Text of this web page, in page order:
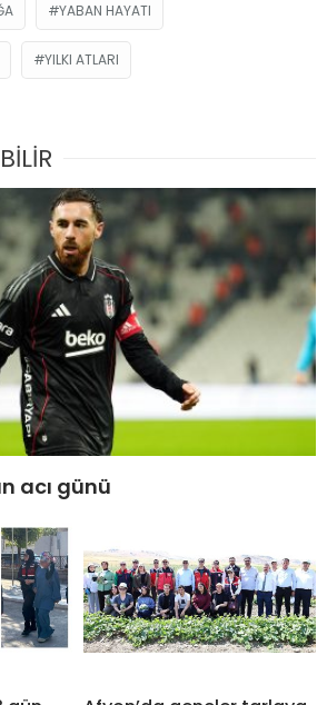
YABAN HAYATI
YILKI ATLARI
acı günü